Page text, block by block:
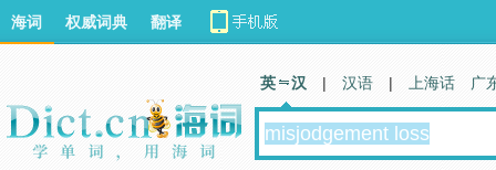
海词 权威词典 翻译
英 汉 | 汉语 | 上海话 广